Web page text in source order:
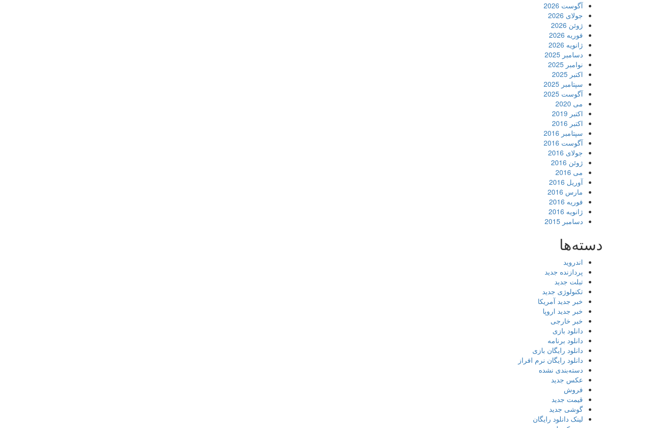
آگوست 2026
جولای 2026
ژوئن 2026
فوریه 2026
ژانویه 2026
دسامبر 2025
نوامبر 2025
اکتبر 2025
سپتامبر 2025
آگوست 2025
می 2020
اکتبر 2019
اکتبر 2016
سپتامبر 2016
آگوست 2016
جولای 2016
ژوئن 2016
می 2016
آوریل 2016
مارس 2016
فوریه 2016
ژانویه 2016
دسامبر 2015
دسته‌ها
اندروید
پردازنده جدید
تبلت جدید
تکنولوژی جدید
خبر جدید آمریکا
خبر جدید اروپا
خبر خارجی
دانلود بازی
دانلود برنامه
دانلود رایگان بازی
دانلود رایگان نرم افراز
دسته‌بندی نشده
عکس جدید
فروش
قیمت جدید
گوشی جدید
لینک دانلود رایگان